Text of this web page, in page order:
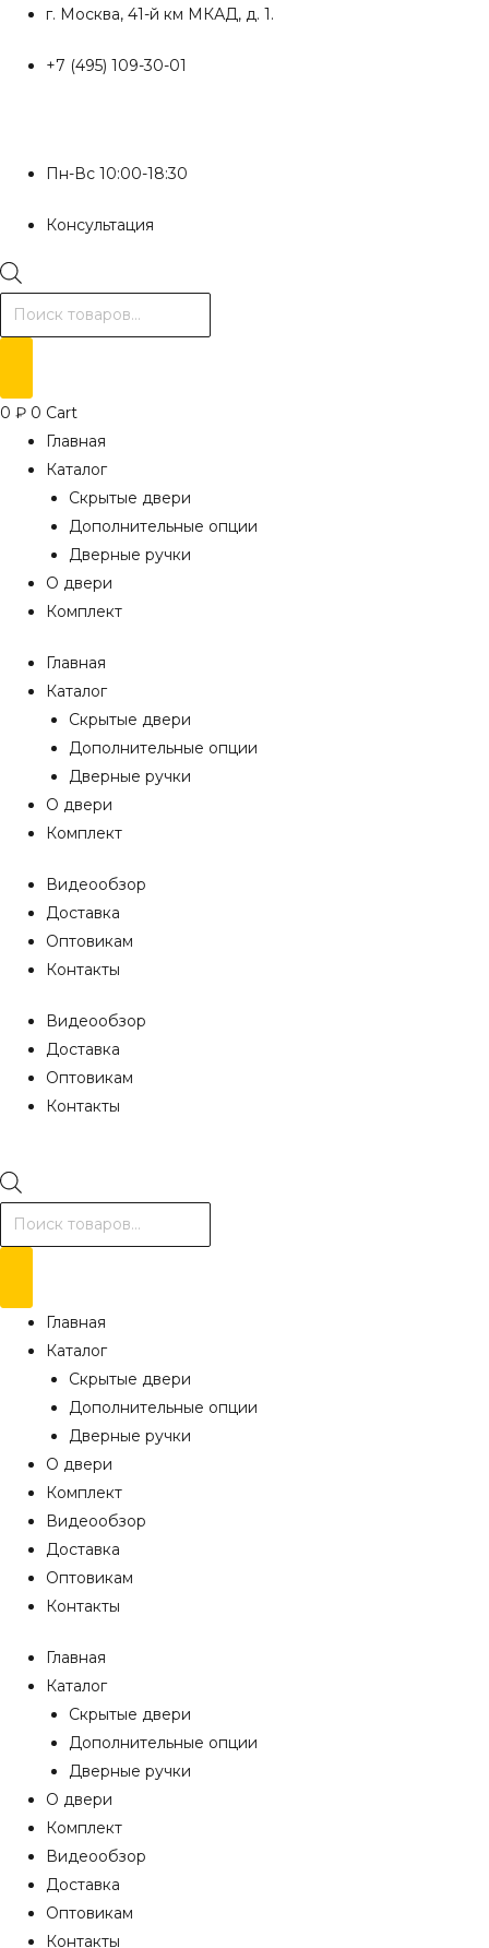
Перейти
содержимому
г. Москва, 41-й км МКАД, д. 1.
+7 (495) 109-30-01
Пн-Вс 10:00-18:30
Консультация
Поиск
товаров
0 ₽ 0 Cart
Главная
Каталог
Скрытые двери
Дополнительные опции
Дверные ручки
О двери
Комплект
Главная
Каталог
Скрытые двери
Дополнительные опции
Дверные ручки
О двери
Комплект
Видеообзор
Доставка
Оптовикам
Контакты
Видеообзор
Доставка
Оптовикам
Контакты
Поиск
товаров
Главная
Каталог
Скрытые двери
Дополнительные опции
Дверные ручки
О двери
Комплект
Видеообзор
Доставка
Оптовикам
Контакты
Главная
Каталог
Скрытые двери
Дополнительные опции
Дверные ручки
О двери
Комплект
Видеообзор
Доставка
Оптовикам
Контакты